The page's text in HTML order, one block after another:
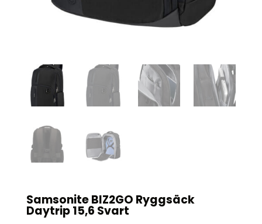
Samsonite BIZ2GO Ryggsäck
Daytrip 15,6 Svart